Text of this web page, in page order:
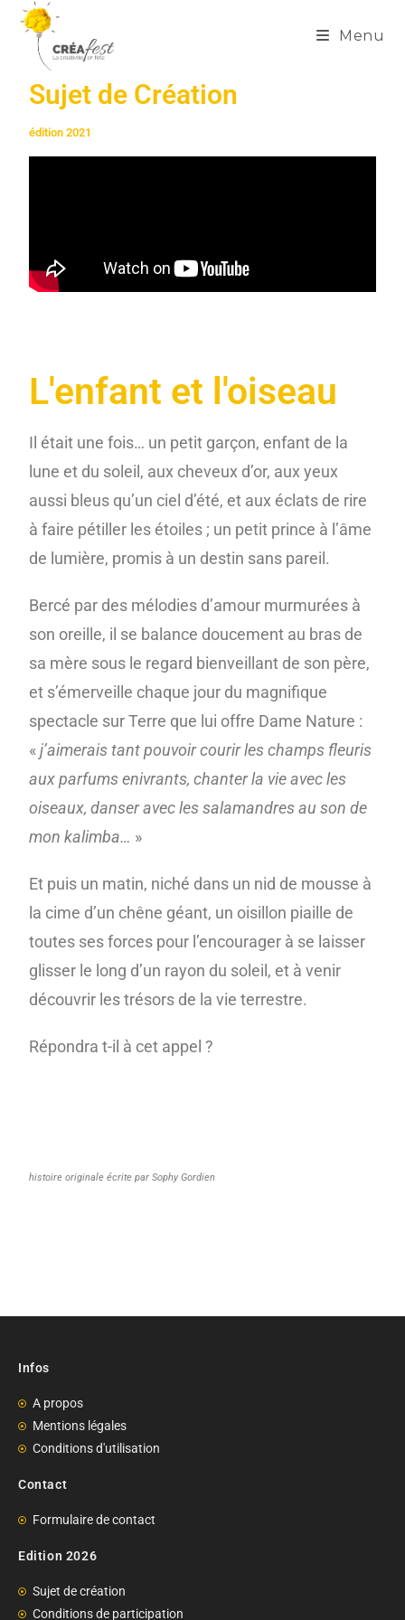
Menu
Sujet de Création
édition 2021
L'enfant et l'oiseau
Il était une fois… un petit garçon, enfant de la
lune et du soleil, aux cheveux d’or, aux yeux
aussi bleus qu’un ciel d’été, et aux éclats de rire
à faire pétiller les étoiles ; un petit prince à l’âme
de lumière, promis à un destin sans pareil.
Bercé par des mélodies d’amour murmurées à
son oreille, il se balance doucement au bras de
sa mère sous le regard bienveillant de son père,
et s’émerveille chaque jour du magnifique
spectacle sur Terre que lui offre Dame Nature :
«j’aimerais tant pouvoir courir les champs fleuris
aux parfums enivrants, chanter la vie avec les
oiseaux, danser avec les salamandres au son de
mon kalimba… »
Et puis un matin, niché dans un nid de mousse à
la cime d’un chêne géant, un oisillon piaille de
toutes ses forces pour l’encourager à se laisser
glisser le long d’un rayon du soleil, et à venir
découvrir les trésors de la vie terrestre.
Répondra t-il à cet appel ?
histoire originale écrite par Sophy Gordien
Infos
A propos
Mentions légales
Conditions d'utilisation
Contact
Formulaire de contact
Edition 2026
Sujet de création
Conditions de participation